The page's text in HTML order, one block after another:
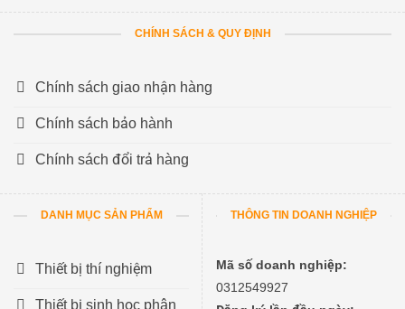
CHÍNH SÁCH & QUY ĐỊNH
Chính sách giao nhận hàng
Chính sách bảo hành
Chính sách đổi trả hàng
DANH MỤC SẢN PHẨM
Thiết bị thí nghiệm
Thiết bị sinh học phân
THÔNG TIN DOANH NGHIỆP
Mã số doanh nghiệp:
0312549927